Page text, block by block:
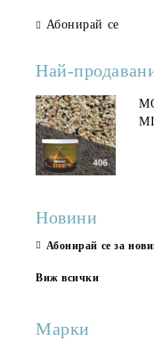
Абонирай се
Най-
Новини
Абонирай се за
Виж всички
Марки